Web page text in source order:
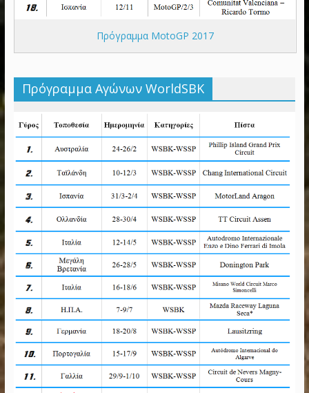
Πρόγραμμα MotoGP 2017
Πρόγραμμα Αγώνων WorldSBK